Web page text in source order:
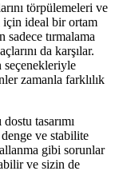
törpülemeleri ve
için ideal bir ortam
tırmalama
da karşılar.
zamanla farklılık
tasarımı
denge ve stabilite
gibi sorunlar
ve sizin de